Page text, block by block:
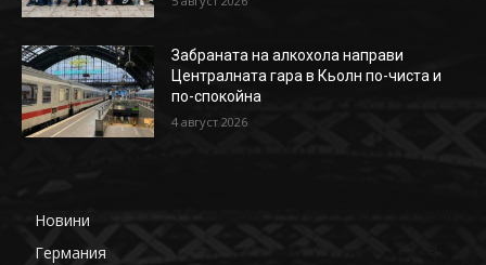
Забраната на алкохола направи
Централната гара в Кьолн по-чиста и
по-спокойна
4 август 2026
Новини
Германия